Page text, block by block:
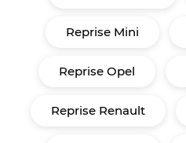
Reprise Mini
Reprise Opel
Reprise Renault